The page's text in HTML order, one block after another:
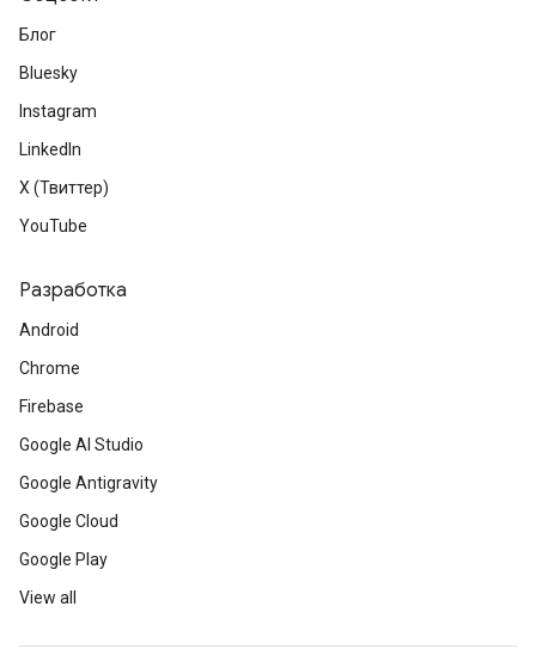
Блог
Bluesky
Instagram
LinkedIn
X (Твиттер)
YouTube
Разработка
Android
Chrome
Firebase
Google AI Studio
Google Antigravity
Google Cloud
Google Play
View all